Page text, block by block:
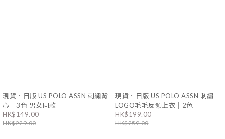
現貨．日版 US POLO ASSN 刺繡背
心｜3色 男女同款
HK$149.00
HK$229.00
現貨．日版 US POLO ASSN 刺繡
LOGO毛毛反領上衣｜2色
HK$199.00
HK$259.00